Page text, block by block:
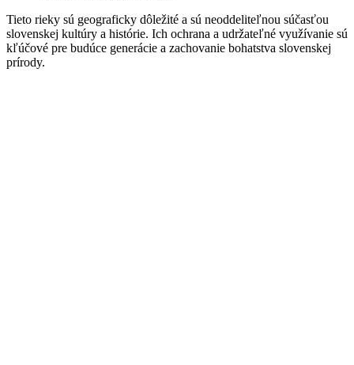
Tieto rieky sú geograficky dôležité a sú neoddeliteľnou súčasťou
slovenskej kultúry a histórie. Ich ochrana a udržateľné využívanie sú
kľúčové pre budúce generácie a zachovanie bohatstva slovenskej
prírody.